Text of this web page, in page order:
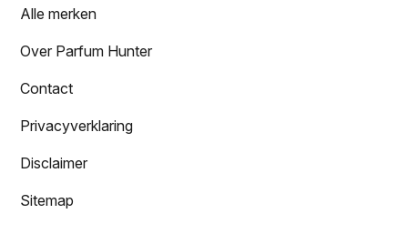
Alle merken
Over Parfum Hunter
Contact
Privacyverklaring
Disclaimer
Sitemap